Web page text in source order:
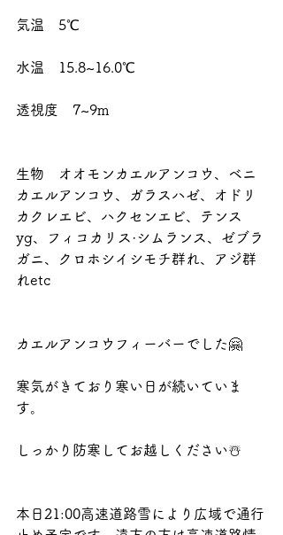
気温　5℃
水温　15.8~16.0℃
透視度　7~9m
生物　オオモンカエルアンコウ、ベニ
カエルアンコウ、ガラスハゼ、オドリ
カクレエビ、ハクセンエビ、テンス
yg、フィコカリス·シムランス、ゼブラ
ガニ、クロホシイシモチ群れ、アジ群
れetc
カエルアンコウフィーバーでした🤗
寒気がきており寒い日が続いていま
す。
しっかり防寒してお越しください☃️
本日21:00高速道路雪により広域で通行